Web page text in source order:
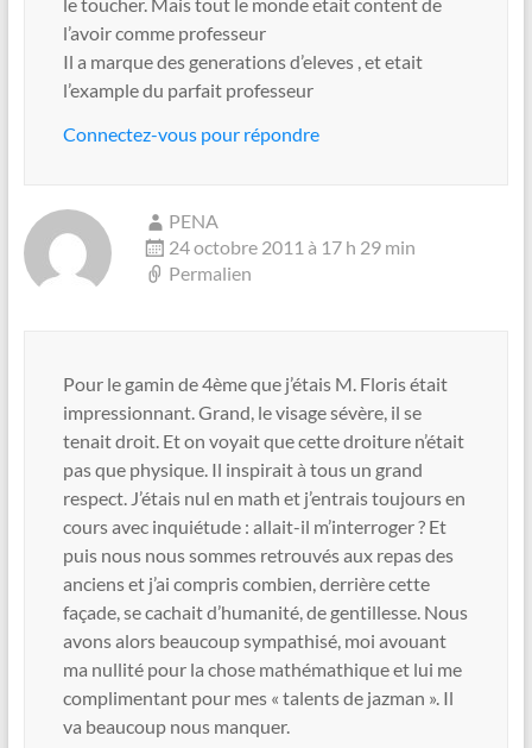
l’avoir comme professeur
Il a marque des generations d’eleves , et etait
l’example du parfait professeur
Connectez-vous pour répondre
PENA
24 octobre 2011 à 17 h 29 min
Permalien
Pour le gamin de 4ème que j’étais M. Floris était
impressionnant. Grand, le visage sévère, il se
tenait droit. Et on voyait que cette droiture n’était
pas que physique. Il inspirait à tous un grand
respect. J’étais nul en math et j’entrais toujours en
cours avec inquiétude : allait-il m’interroger ? Et
puis nous nous sommes retrouvés aux repas des
anciens et j’ai compris combien, derrière cette
façade, se cachait d’humanité, de gentillesse. Nous
avons alors beaucoup sympathisé, moi avouant
ma nullité pour la chose mathémathique et lui me
complimentant pour mes « talents de jazman ». Il
va beaucoup nous manquer.